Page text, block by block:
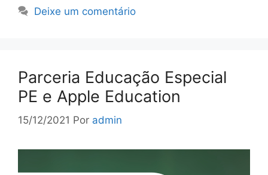
Deixe um comentário
Parceria Educação Especial
PE e Apple Education
15/12/2021 Por admin